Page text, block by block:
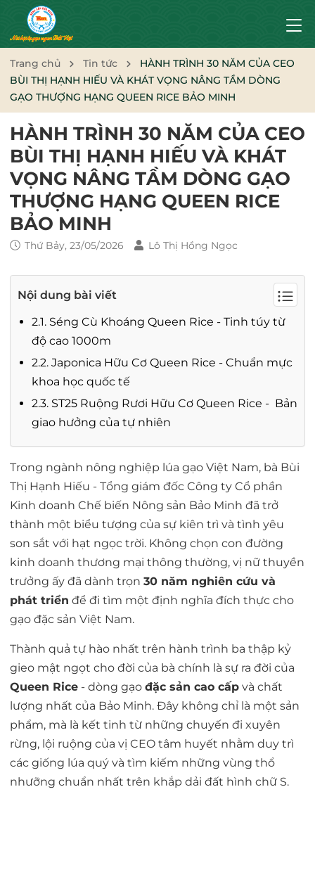
Trang chủ Tin tức
HÀNH TRÌNH 30 NĂM CỦA CEO
BÙI THỊ HẠNH HIẾU VÀ KHÁT VỌNG NÂNG TẦM DÒNG
GẠO THƯỢNG HẠNG QUEEN RICE BẢO MINH
HÀNH TRÌNH 30 NĂM CỦA CEO
BÙI THỊ HẠNH HIẾU VÀ KHÁT
VỌNG NÂNG TẦM DÒNG GẠO
THƯỢNG HẠNG QUEEN RICE
BẢO MINH
Thứ Bảy, 23/05/2026 Lô Thị Hồng Ngọc
Nội dung bài viết
2.1. Séng Cù Khoáng Queen Rice - Tinh túy từ
độ cao 1000m
2.2. Japonica Hữu Cơ Queen Rice - Chuẩn mực
khoa học quốc tế
2.3. ST25 Ruộng Rươi Hữu Cơ Queen Rice - Bản
giao hưởng của tự nhiên
Trong ngành nông nghiệp lúa gạo Việt Nam, bà Bùi
Thị Hạnh Hiếu - Tổng giám đốc Công ty Cổ phần
Kinh doanh Chế biến Nông sản Bảo Minh đã trở
thành một biểu tượng của sự kiên trì và tình yêu
son sắt với hạt ngọc trời. Không chọn con đường
kinh doanh thương mại thông thường, vị nữ thuyền
trưởng ấy đã dành trọn 30 năm nghiên cứu và
phát triển để đi tìm một định nghĩa đích thực cho
gạo đặc sản Việt Nam.
Thành quả tự hào nhất trên hành trình ba thập kỷ
gieo mật ngọt cho đời của bà chính là sự ra đời của
Queen Rice - dòng gạo đặc sản cao cấp và chất
lượng nhất của Bảo Minh. Đây không chỉ là một sản
phẩm, mà là kết tinh từ những chuyến đi xuyên
rừng, lội ruộng của vị CEO tâm huyết nhằm duy trì
các giống lúa quý và tìm kiếm những vùng thổ
nhưỡng chuẩn nhất trên khắp dải đất hình chữ S.